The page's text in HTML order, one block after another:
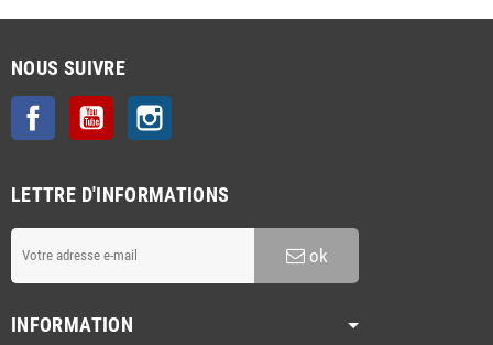
NOUS SUIVRE
Facebook YouTube
LETTRE D'INFORMATIONS
ok
INFORMATION